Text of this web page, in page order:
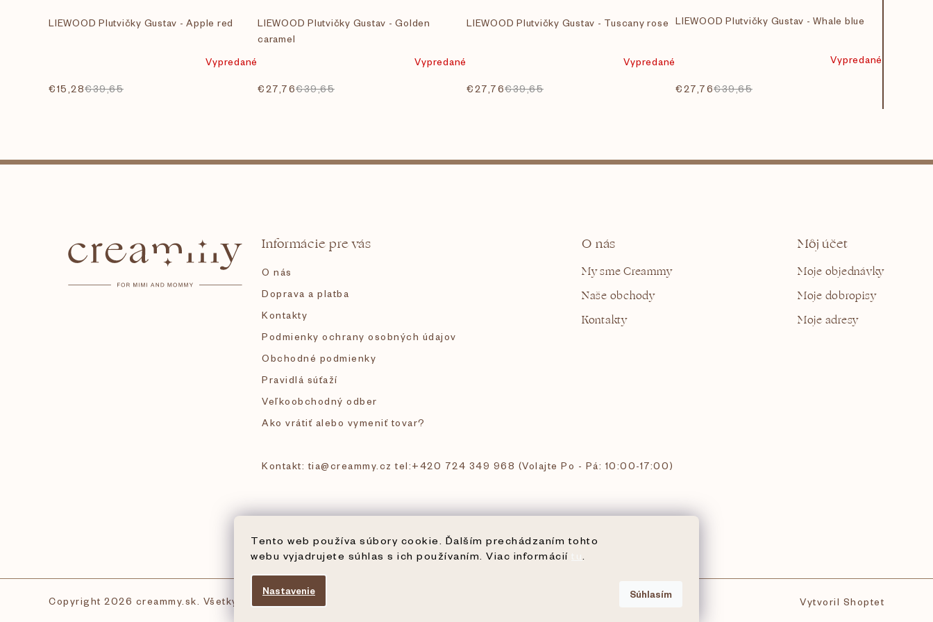
Tento web používa súbory cookie. Ďalším prechádzaním tohto
webu vyjadrujete súhlas s ich používaním. Viac informácií
Nastavenie Súhlasím
LIEWOOD Plutvičky Gustav - Apple red
Vypredané
€15,28€39,65
LIEWOOD Plutvičky Gustav - Golden
caramel
Vypredané
€27,76€39,65
LIEWOOD Plutvičky Gustav - Tuscany rose
Vypredané
€27,76€39,65
LIEWOOD Plutvičky Gustav - Whale blue
Vypredané
€27,76€39,65
Informácie pre vás
O nás
Doprava a platba
Kontakty
Podmienky ochrany osobných údajov
Obchodné podmienky
Pravidlá súťaží
Veľkoobchodný odber
Ako vrátiť alebo vymeniť tovar?
O nás
My sme Creammy
Naše obchody
Kontakty
Môj účet
Moje objednávky
Moje dobropisy
Moje adresy
Kontakt: tia@creammy.cz tel:+420 724 349 968 (Volajte Po - Pá: 10:00-17:00)
Vytvoril Shoptet
Copyright 2026 creammy.sk . Všetky práva vyhradené.